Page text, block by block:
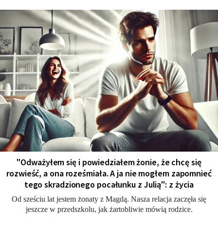
"Odważyłem się i powiedziałem żonie, że chcę się
rozwieść, a ona roześmiała. A ja nie mogłem zapomnieć
tego skradzionego pocałunku z Julią": z życia
Od sześciu lat jestem żonaty z Magdą. Nasza relacja zaczęła się
jeszcze w przedszkolu, jak żartobliwie mówią rodzice.